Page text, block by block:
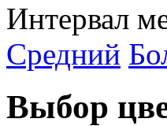
Интервал
Средний
Выбор